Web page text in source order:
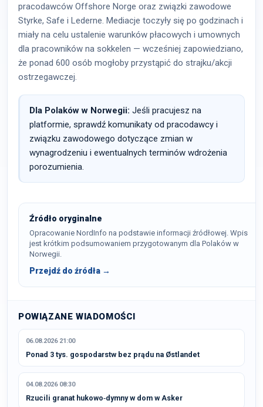
pracodawców Offshore Norge oraz związki zawodowe
Styrke, Safe i Lederne. Mediacje toczyły się po godzinach i
miały na celu ustalenie warunków płacowych i umownych
dla pracowników na sokkelen — wcześniej zapowiedziano,
że ponad 600 osób mogłoby przystąpić do strajku/akcji
ostrzegawczej.
Dla Polaków w Norwegii: Jeśli pracujesz na
platformie, sprawdź komunikaty od pracodawcy i
związku zawodowego dotyczące zmian w
wynagrodzeniu i ewentualnych terminów wdrożenia
porozumienia.
Źródło oryginalne
Opracowanie NordInfo na podstawie informacji źródłowej. Wpis
jest krótkim podsumowaniem przygotowanym dla Polaków w
Norwegii.
Przejdź do źródła →
POWIĄZANE WIADOMOŚCI
06.08.2026 21:00
Ponad 3 tys. gospodarstw bez prądu na Østlandet
04.08.2026 08:30
Rzucili granat hukowo‑dymny w dom w Asker